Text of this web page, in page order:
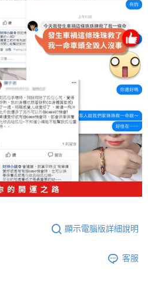
顯示電腦版詳細說明
客服